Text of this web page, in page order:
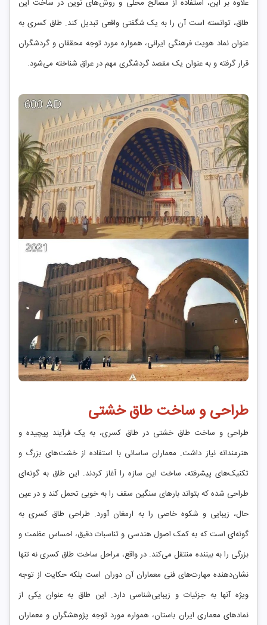
علاوه بر این، استفاده از مصالح محلی و روش‌های نوین در ساخت این
طاق، توانسته است آن را به یک شگفتی واقعی تبدیل کند. طاق کسری به
عنوان نماد هویت فرهنگی ایرانی، همواره مورد توجه محققان و گردشگران
قرار گرفته و به عنوان یک مقصد گردشگری مهم در عراق شناخته می‌شود.
طراحی و ساخت طاق خشتی
طراحی و ساخت طاق خشتی در طاق کسری، به یک فرآیند پیچیده و
هنرمندانه نیاز داشت. معماران ساسانی با استفاده از خشت‌های بزرگ و
تکنیک‌های پیشرفته، ساخت این سازه را آغاز کردند. این طاق به گونه‌ای
طراحی شده که بتواند بارهای سنگین سقف را به خوبی تحمل کند و در عین
حال، زیبایی و شکوه خاصی را به ارمغان آورد. طراحی طاق کسری به
گونه‌ای است که به کمک اصول هندسی و تناسبات دقیق، احساس عظمت و
بزرگی را به بیننده منتقل می‌کند. در واقع، مراحل ساخت طاق کسری نه تنها
نشان‌دهنده مهارت‌های فنی معماران آن دوران است بلکه حکایت از توجه
ویژه آنها به جزئیات و زیبایی‌شناسی دارد. این طاق به عنوان یکی از
نمادهای معماری ایران باستان، همواره مورد توجه پژوهشگران و معماران